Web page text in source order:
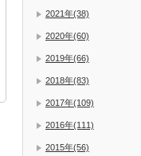
2021年(38)
2020年(60)
2019年(66)
2018年(83)
2017年(109)
2016年(111)
2015年(56)